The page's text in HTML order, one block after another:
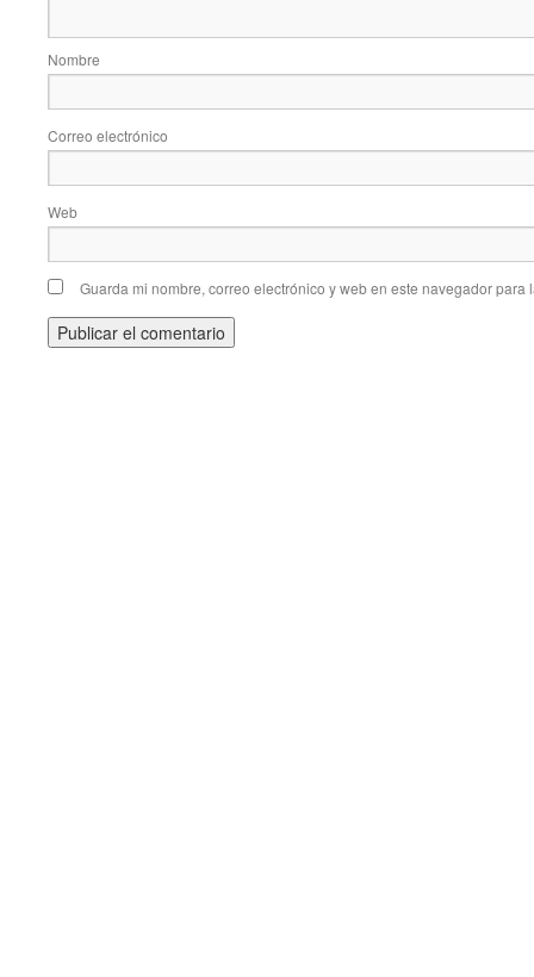
Nombre
Correo electrónico
Web
Guarda mi nombre, correo electrónico y web en este navegador para